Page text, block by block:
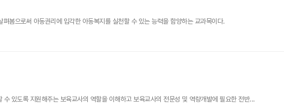
봄으로써 아동권리에 입각한 아동복지를 실천할 수 있는 능력을 함양하는 교과목이다.
있도록 지원해주는 보육교사의 역할을 이해하고 보육교사의 전문성 및 역량개발에 필요한 전반...